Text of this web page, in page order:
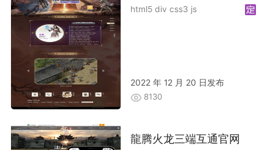
html5 div css3 js
2022 年 12 月 20 日发布
8130
龍腾火龙三端互通官网